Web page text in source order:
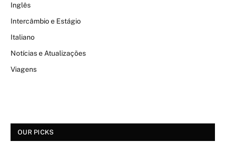
Inglês
Intercâmbio e Estágio
Italiano
Notícias e Atualizações
Viagens
OUR PICKS